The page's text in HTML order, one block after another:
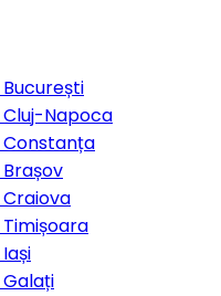
București
Cluj-Napoca
Constanța
Brașov
Craiova
Timișoara
Iași
Galați